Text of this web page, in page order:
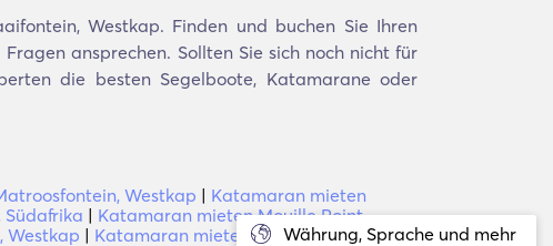
Währung, Sprache und mehr
Westkap. Finden und buchen Sie Ihren
ansprechen. Sollten Sie sich noch nicht für
die besten Segelboote, Katamarane oder
Westkap | Katamaran mieten
| Katamaran mieten Mouille Point,
Westkap | Katamaran mieten Sweet Valley,